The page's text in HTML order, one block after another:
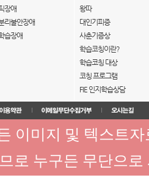
장애
리불안장애
습장애
왕따
대인기피증
사춘기증상
학습코칭이란?
학습코칭 대상
코칭 프로그램
FIE 인지학습상담
이미지 및 텍스트
로 누구든 무단으